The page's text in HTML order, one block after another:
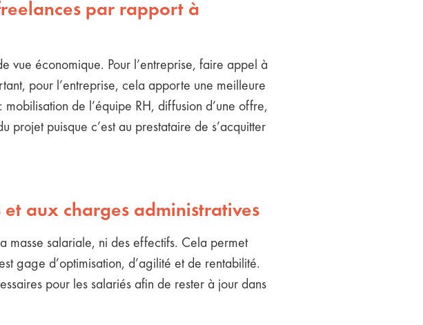
par rapport à
vue économique. Pour l’entreprise, faire appel à
pour l’entreprise, cela apporte une meilleure
de l’équipe RH, diffusion d’une offre,
puisque c’est au prestataire de s’acquitter
aux charges administratives
masse salariale, ni des effectifs. Cela permet
gage d’optimisation, d’agilité et de rentabilité.
pour les salariés afin de rester à jour dans